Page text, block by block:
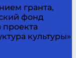
гранта,
фонд
проекта
культуры»